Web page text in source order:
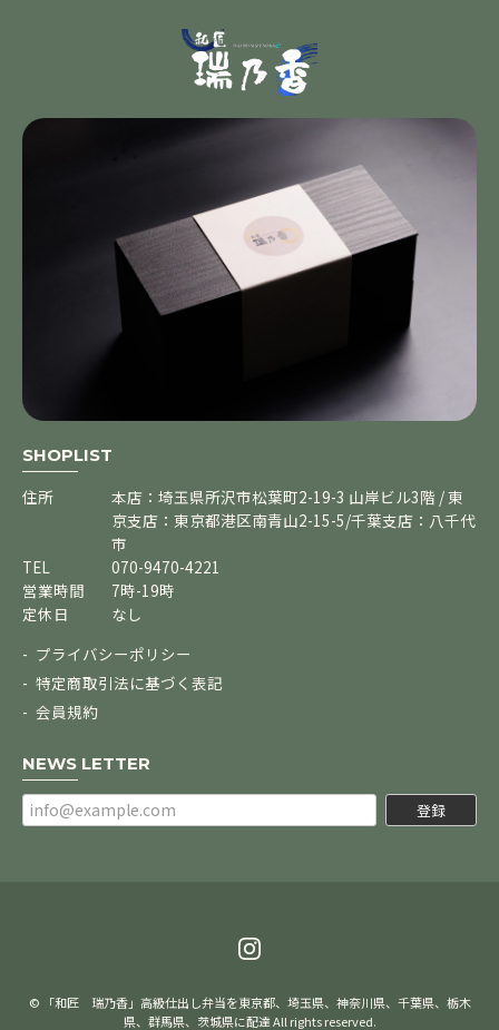
SHOPLIST
住所
本店：埼玉県所沢市松葉町2-19-3 山岸ビル3階 / 東
京支店：東京都港区南青山2-15-5/千葉支店：八千代
市
TEL
070-9470-4221
営業時間
7時-19時
定休日
なし
プライバシーポリシー
特定商取引法に基づく表記
会員規約
NEWS LETTER
登録
© 「和匠 瑞乃香」高級仕出し弁当を東京都、埼玉県、神奈川県、千葉県、栃木
県、群馬県、茨城県に配達 All rights reserved.